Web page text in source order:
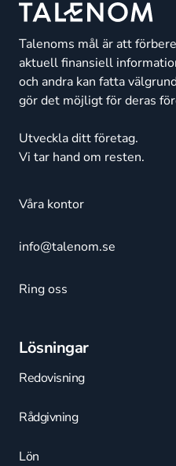
Talenoms mål är att
aktuell finansiell
och andra kan fatta
gör det möjligt för deras
Utveckla ditt företag.
Vi tar hand om resten.
Våra kontor
info@talenom.se
Ring oss
Lösningar
Redovisning
Rådgivning
Lön